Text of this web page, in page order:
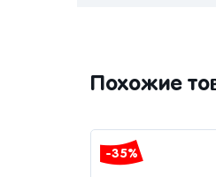
Похожие
-35%